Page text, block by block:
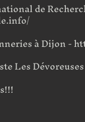
de
à Dijon -
Les